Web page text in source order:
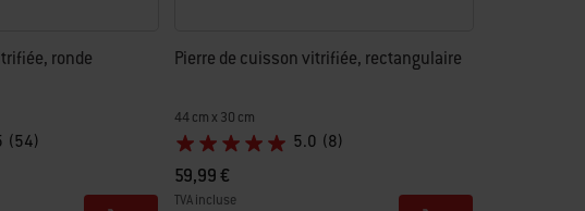
ronde
(54)
Pierre de cuisson vitrifiée, rectangulaire
44 cm x 30 cm
5.0 (8)
59,99 €
TVA incluse